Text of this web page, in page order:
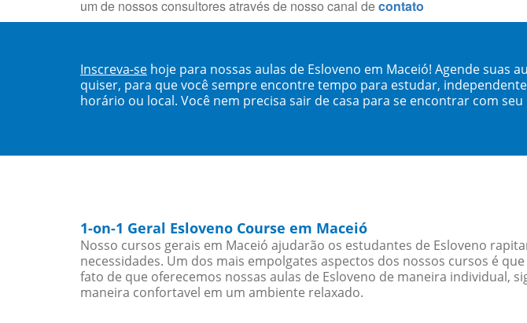
um de nossos consultores através de nosso canal decontato
Inscreva-se hoje para nossas aulas de Esloveno em Maceió! Agende suas
quiser, para que você sempre encontre tempo para estudar,
horário ou local. Você nem precisa sair de casa para se encontrar com
1-on-1 Geral Esloveno Course em Maceió
Nosso cursos gerais em Maceió ajudarão os estudantes de Esloveno
necessidades. Um dos mais empolgates aspectos dos nossos cursos é
fato de que oferecemos nossas aulas de Esloveno de maneira individual,
maneira confortavel em um ambiente relaxado.